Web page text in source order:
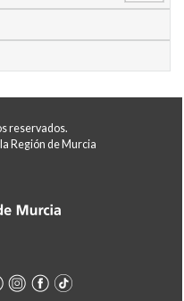
reservados.
Región de Murcia